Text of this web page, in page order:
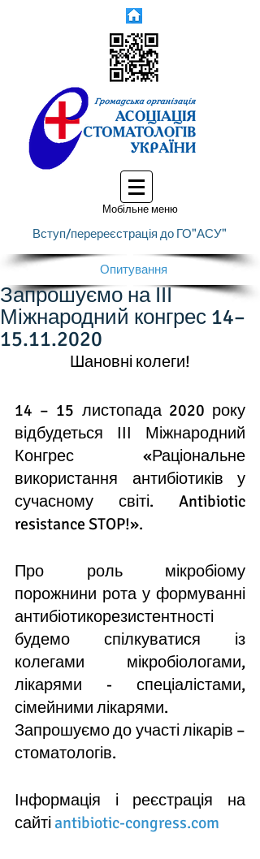
Мобільне меню
Вступ/перереєстрація до ГО"АСУ"
Опитування
Запрошуємо на ІІІ
Міжнародний конгрес 14–
15.11.2020
Шановні колеги!
14 – 15 листопада 2020 року
відбудеться ІІІ Міжнародний
Конгрес «Раціональне
використання антибіотиків у
сучасному світі. Antibiotic
resistance STOP!».
Про роль мікробіому
порожнини рота у формуванні
антибіотикорезистентності
будемо спілкуватися із
колегами мікробіологами,
лікарями - спеціалістами,
сімейними лікарями.
Запрошуємо до участі лікарів –
стоматологів.
Інформація і реєстрація на
сайті antibiotic-congress.com